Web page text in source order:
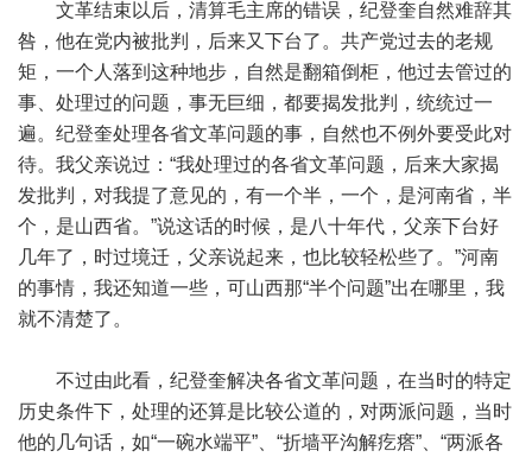
文革结束以后，清算毛主席的错误，纪登奎自然难辞其
咎，他在党内被批判，后来又下台了。共产党过去的老规
矩，一个人落到这种地步，自然是翻箱倒柜，他过去管过的
事、处理过的问题，事无巨细，都要揭发批判，统统过一
遍。纪登奎处理各省文革问题的事，自然也不例外要受此对
待。我父亲说过：“我处理过的各省文革问题，后来大家揭
发批判，对我提了意见的，有一个半，一个，是河南省，半
个，是山西省。”说这话的时候，是八十年代，父亲下台好
几年了，时过境迁，父亲说起来，也比较轻松些了。”河南
的事情，我还知道一些，可山西那“半个问题”出在哪里，我
就不清楚了。
不过由此看，纪登奎解决各省文革问题，在当时的特定
历史条件下，处理的还算是比较公道的，对两派问题，当时
他的几句话，如“一碗水端平”、“折墙平沟解疙瘩”、“两派各